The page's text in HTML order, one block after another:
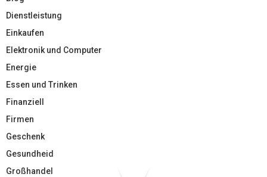
Dienstleistung
Einkaufen
Elektronik und Computer
Energie
Essen und Trinken
Finanziell
Firmen
Geschenk
Gesundheid
Großhandel